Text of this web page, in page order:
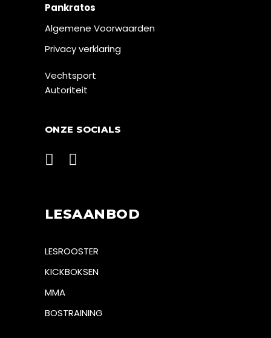
Pankratos
Algemene Voorwaarden
Privacy verklaring
Vechtsport
Autoriteit
ONZE SOCIALS
LESAANBOD
LESROOSTER
KICKBOKSEN
MMA
BOSTRAINING